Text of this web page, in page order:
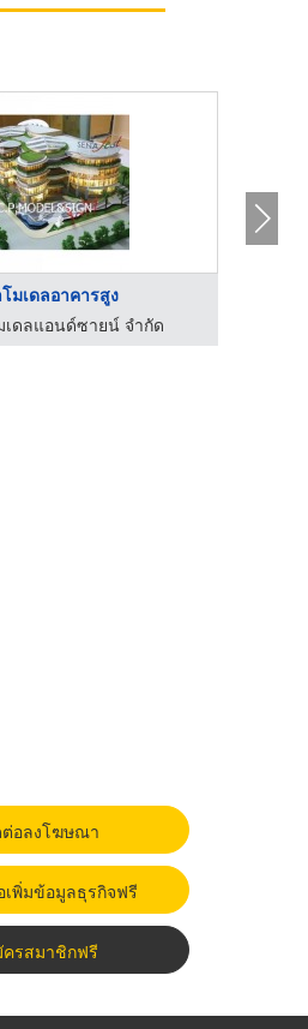
มเดลอาคารสูง
ดลแอนด์ซายน์ จำกัด
อลงโฆษณา
พิ่มข้อมูลธุรกิจฟรี
รสมาชิกฟรี